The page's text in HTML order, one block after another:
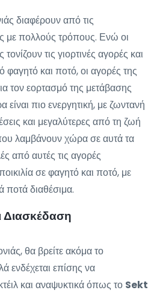
διαφέρουν από τις
με πολλούς τρόπους. Ενώ οι
τις γιορτινές αγορές και
και ποτό, οι αγορές της
τον εορτασμό της μετάβασης
πιο ενεργητική, με ζωντανή
και μεγαλύτερες από τη ζωή
λαμβάνουν χώρα σε αυτά τα
από αυτές τις αγορές
σε φαγητό και ποτό, με
ποτά διαθέσιμα.
Διασκέδαση
θα βρείτε ακόμα το
ενδέχεται επίσης να
και αναψυκτικά όπως το Sekt